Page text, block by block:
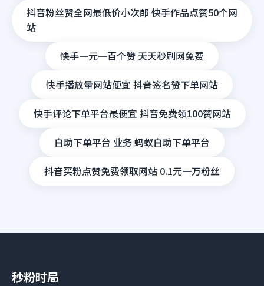
抖音粉丝赞全网最低价小次郎 快手作品点赞50个网
站
快手一元一百个赞 天天秒刷网免费
快手播放量网站便宜 抖音签名赞下单网站
快手评论下单平台最便宜 抖音免费领100赞网站
自助下单平台 业务 蚂蚁自助下单平台
抖音买粉点赞免费领取网站 0.1元一万粉丝
秒粉时局